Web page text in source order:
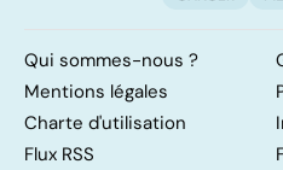
Qui sommes-nous ?
Mentions légales
Charte d'utilisation
Flux RSS